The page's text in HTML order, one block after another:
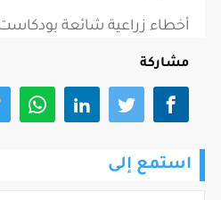
أخطاء زراعية شائعة بودكاست
مشاركة
استمع إلى